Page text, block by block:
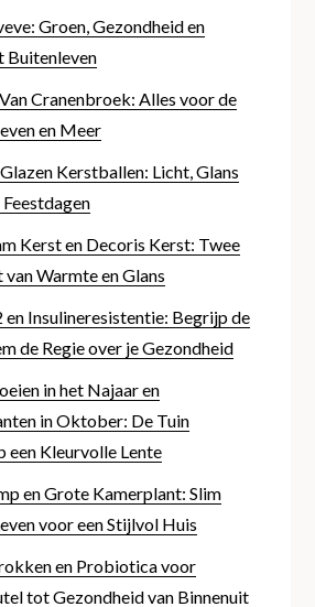
Groen, Gezondheid en
Buitenleven
Cranenbroek: Alles voor de
en Meer
Kerstballen: Licht, Glans
Kerst en Decoris Kerst: Twee
van Warmte en Glans
en Insulineresistentie: Begrijp de
de Regie over je Gezondheid
in het Najaar en
in Oktober: De Tuin
een Kleurvolle Lente
en Grote Kamerplant: Slim
voor een Stijlvol Huis
en Probiotica voor
tot Gezondheid van Binnenuit